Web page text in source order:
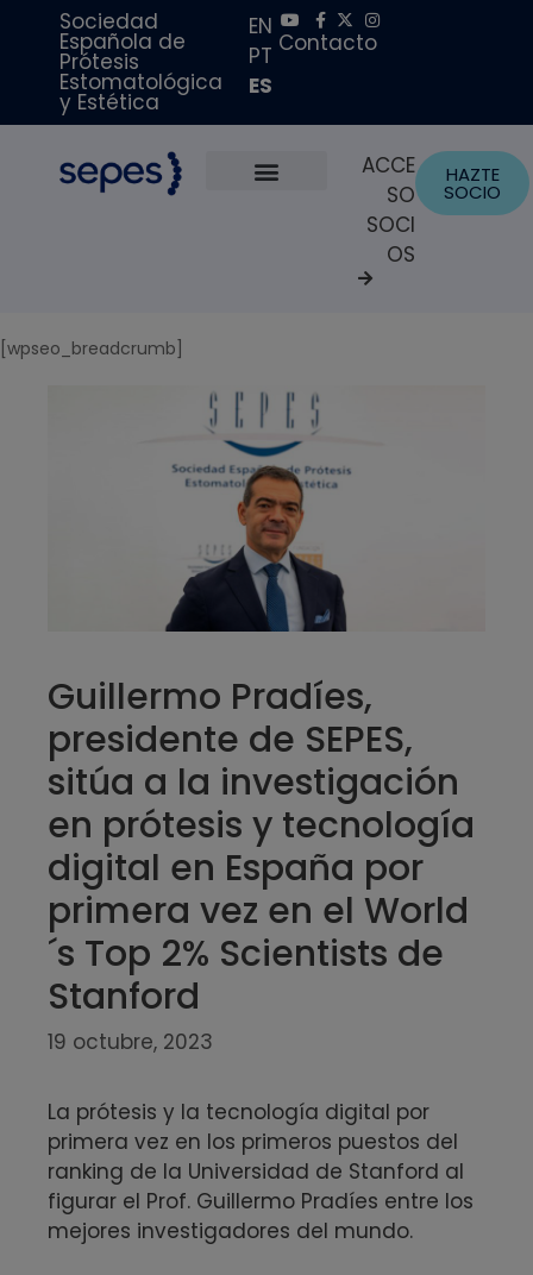
Sociedad
Española de
Prótesis
Estomatológica
y Estética
EN
PT
ES
Contacto
ACCE
SO
SOCI
OS
HAZTE
SOCIO
[wpseo_breadcrumb]
Guillermo Pradíes,
presidente de SEPES,
sitúa a la investigación
en prótesis y tecnología
digital en España por
primera vez en el World
´s Top 2% Scientists de
Stanford
19 octubre, 2023
La prótesis y la tecnología digital por
primera vez en los primeros puestos del
ranking de la Universidad de Stanford al
figurar el Prof. Guillermo Pradíes entre los
mejores investigadores del mundo.